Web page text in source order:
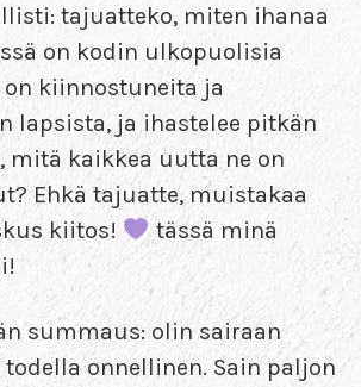
tajuatteko, miten ihanaa
on kodin ulkopuolisia
kiinnostuneita ja
lapsista, ja ihastelee pitkän
mitä kaikkea uutta ne on
Ehkä tajuatte, muistakaa
kiitos!
tässä minä
summaus: olin sairaan
onnellinen. Sain paljon